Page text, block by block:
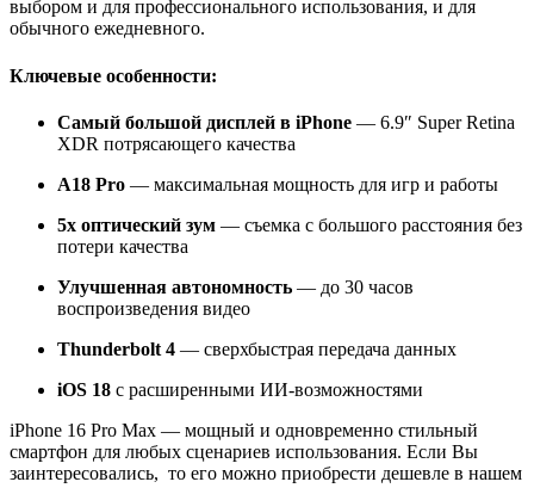
выбором и для профессионального использования, и для
обычного ежедневного.
Ключевые особенности:
Самый большой дисплей в iPhone — 6.9″ Super Retina
XDR потрясающего качества
A18 Pro — максимальная мощность для игр и работы
5x оптический зум — съемка с большого расстояния без
потери качества
Улучшенная автономность — до 30 часов
воспроизведения видео
Thunderbolt 4 — сверхбыстрая передача данных
iOS 18 с расширенными ИИ-возможностями
iPhone 16 Pro Max — мощный и одновременно стильный
смартфон для любых сценариев использования. Если Вы
заинтересовались, то его можно приобрести дешевле в нашем